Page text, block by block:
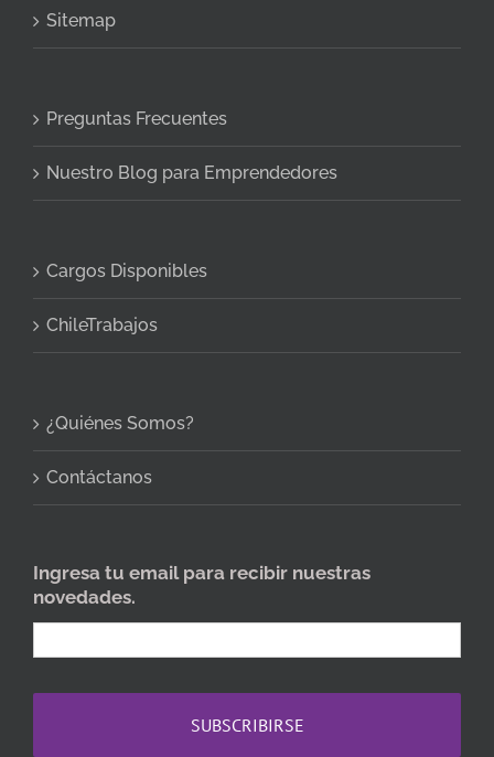
Sitemap
Preguntas Frecuentes
Nuestro Blog para Emprendedores
Cargos Disponibles
ChileTrabajos
¿Quiénes Somos?
Contáctanos
Ingresa tu email para recibir nuestras
novedades.